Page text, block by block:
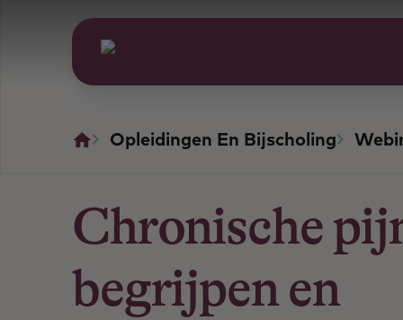
Opleidingen En Bijscholing
Chronische
begrijpen en